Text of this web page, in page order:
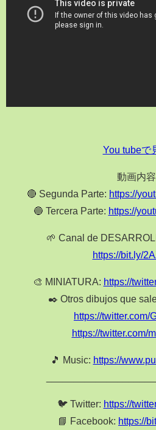
You tubeで
動画内容
🔴 Segunda Parte: https://
🔵 Tercera Parte: https://
🌱 Canal de
https://bit.ly/
🎨 MINIATURA: https://
✒️ Otros dibujos que
https://twitter.com/
https://twitter.com/
🎵 Music: https://
🐦 Twitter: https://
📘 Facebook: https://